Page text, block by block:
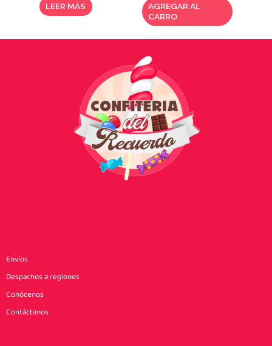
LEER MÁS
AGREGAR AL
CARRO
Envíos
Despachos a regiones
Conócenos
Contáctanos